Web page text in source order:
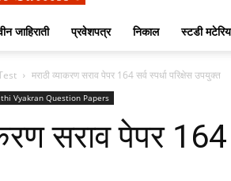
Letest
Jobs
जाहिराती प्रवेशपत्र निकाल स्टडी
मराठी व्याकरण सराव पेपर 164 सर्व स्पर्धा परिक्षेस उपयुक्त
Vyakran Question Papers
सराव पेपर 164